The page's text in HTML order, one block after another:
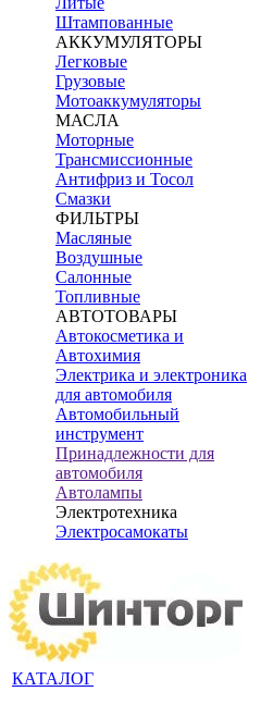
Штампованные
АККУМУЛЯТОРЫ
Легковые
Грузовые
Мотоаккумуляторы
МАСЛА
Моторные
Трансмиссионные
Антифриз и Тосол
Смазки
ФИЛЬТРЫ
Масляные
Воздушные
Салонные
Топливные
АВТОТОВАРЫ
Автокосметика и
Автохимия
Электрика и электроника
для автомобиля
Автомобильный
инструмент
Принадлежности для
автомобиля
Автолампы
Электротехника
Электросамокаты
КАТАЛОГ